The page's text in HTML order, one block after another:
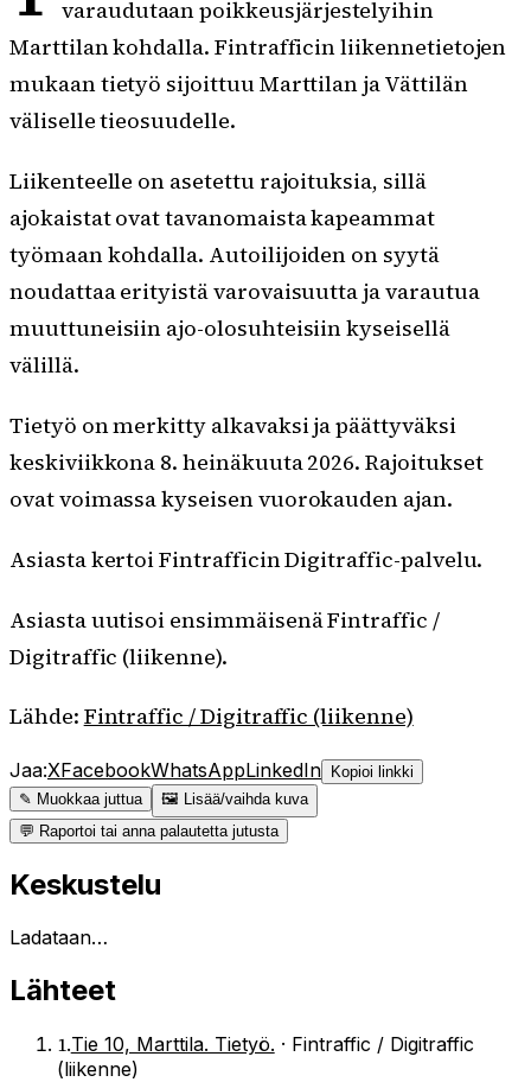
varaudutaan poikkeusjärjestelyihin
Marttilan kohdalla. Fintrafficin liikennetietojen
mukaan tietyö sijoittuu Marttilan ja Vättilän
väliselle tieosuudelle.
Liikenteelle on asetettu rajoituksia, sillä
ajokaistat ovat tavanomaista kapeammat
työmaan kohdalla. Autoilijoiden on syytä
noudattaa erityistä varovaisuutta ja varautua
muuttuneisiin ajo-olosuhteisiin kyseisellä
välillä.
Tietyö on merkitty alkavaksi ja päättyväksi
keskiviikkona 8. heinäkuuta 2026. Rajoitukset
ovat voimassa kyseisen vuorokauden ajan.
Asiasta kertoi Fintrafficin Digitraffic-palvelu.
Asiasta uutisoi ensimmäisenä Fintraffic /
Digitraffic (liikenne).
Lähde: Fintraffic / Digitraffic (liikenne)
Jaa:XFacebookWhatsAppLinkedIn
Kopioi linkki
✎ Muokkaa juttua
🖼 Lisää/vaihda kuva
💬 Raportoi tai anna palautetta jutusta
Keskustelu
Ladataan…
Lähteet
1.Tie 10, Marttila. Tietyö. · Fintraffic / Digitraffic
(liikenne)